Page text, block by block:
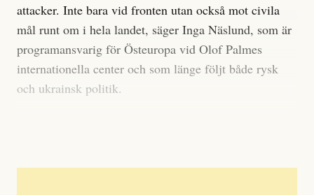
attacker. Inte bara vid fronten utan också mot civila
mål runt om i hela landet, säger Inga Näslund, som är
programansvarig för Östeuropa vid Olof Palmes
internationella center och som länge följt både rysk
och ukrainsk politik.